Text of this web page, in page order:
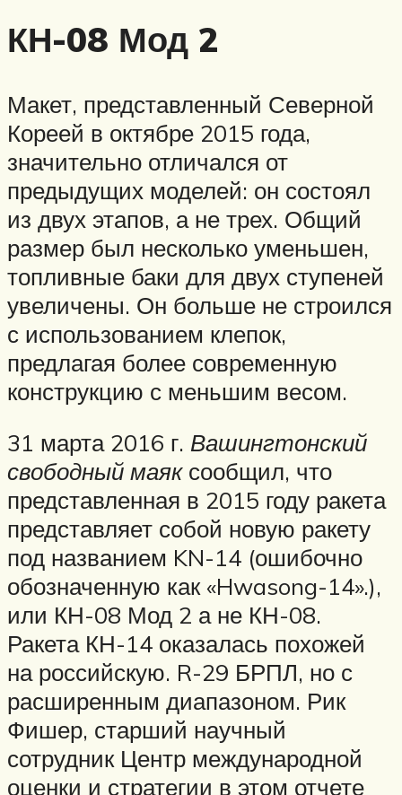
КН-08 Мод 2
Макет, представленный Северной
Кореей в октябре 2015 года,
значительно отличался от
предыдущих моделей: он состоял
из двух этапов, а не трех. Общий
размер был несколько уменьшен,
топливные баки для двух ступеней
увеличены. Он больше не строился
с использованием клепок,
предлагая более современную
конструкцию с меньшим весом.
31 марта 2016 г. Вашингтонский
свободный маяксообщил, что
представленная в 2015 году ракета
представляет собой новую ракету
под названием KN-14 (ошибочно
обозначенную как «Hwasong-14».),
или КН-08 Мод 2 а не КН-08.
Ракета КН-14 оказалась похожей
на российскую. R-29 БРПЛ, но с
расширенным диапазоном. Рик
Фишер, старший научный
сотрудник Центр международной
оценки и стратегии в этом отчете